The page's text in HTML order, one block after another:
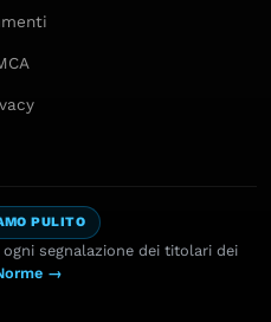
PULITO
segnalazione dei titolari dei
→